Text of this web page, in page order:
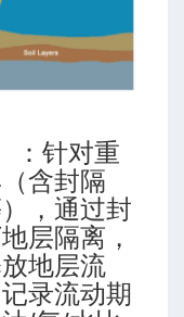
：针对重
含封隔
，通过封
层隔离，
地层流
录流动期